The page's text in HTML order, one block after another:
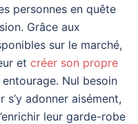
personnes en quête
Grâce aux
sur le marché,
et créer son propre
Nul besoin
s’y adonner aisément,
leur garde-robe